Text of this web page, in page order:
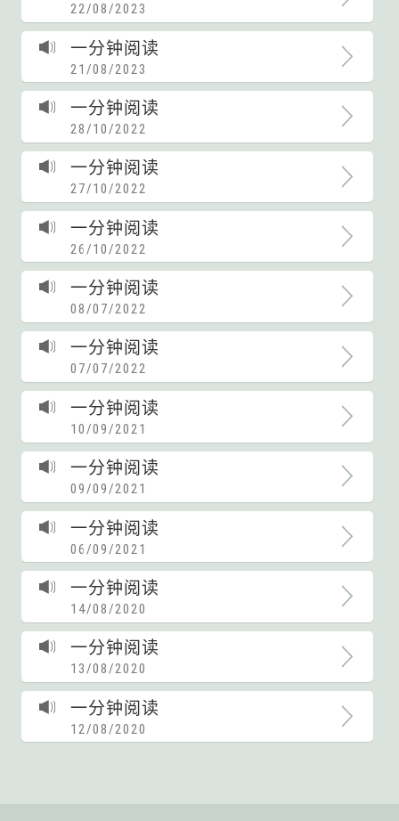
22/08/2023
一分钟阅读
21/08/2023
一分钟阅读
28/10/2022
一分钟阅读
27/10/2022
一分钟阅读
26/10/2022
一分钟阅读
08/07/2022
一分钟阅读
07/07/2022
一分钟阅读
10/09/2021
一分钟阅读
09/09/2021
一分钟阅读
06/09/2021
一分钟阅读
14/08/2020
一分钟阅读
13/08/2020
一分钟阅读
12/08/2020